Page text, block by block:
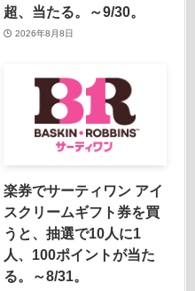
超、当たる。～9/30。
2026年8月8日
楽券でサーティワン アイ
スクリームギフト券を買
うと、抽選で10人に1
人、100ポイントが当た
る。～8/31。